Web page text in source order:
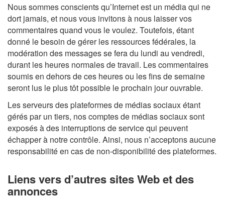
Nous sommes conscients qu’Internet est un média qui ne
dort jamais, et nous vous invitons à nous laisser vos
commentaires quand vous le voulez. Toutefois, étant
donné le besoin de gérer les ressources fédérales, la
modération des messages se fera du lundi au vendredi,
durant les heures normales de travail. Les commentaires
soumis en dehors de ces heures ou les fins de semaine
seront lus le plus tôt possible le prochain jour ouvrable.
Les serveurs des plateformes de médias sociaux étant
gérés par un tiers, nos comptes de médias sociaux sont
exposés à des interruptions de service qui peuvent
échapper à notre contrôle. Ainsi, nous n’acceptons aucune
responsabilité en cas de non-disponibilité des plateformes.
Liens vers d’autres sites Web et des
annonces